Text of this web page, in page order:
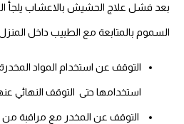
بعد فشل علاج الحشيش بالاعشاب يلجأ
السموم بالمتابعة مع الطبيب داخل
التوقف عن استخدام المواد المخدرة
استخدامها حتى التوقف النهائي
التوقف عن المخدر مع مراقبة من